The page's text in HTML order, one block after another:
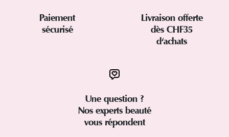
Paiement
sécurisé
Livraison offerte
dès CHF35
d'achats
Une question ?
Nos experts beauté
vous répondent